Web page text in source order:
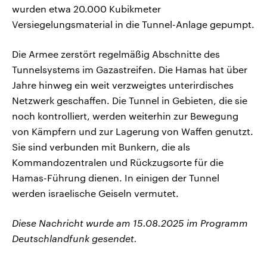
wurden etwa 20.000 Kubikmeter
Versiegelungsmaterial in die Tunnel-Anlage gepumpt.
Die Armee zerstört regelmäßig Abschnitte des
Tunnelsystems im Gazastreifen. Die Hamas hat über
Jahre hinweg ein weit verzweigtes unterirdisches
Netzwerk geschaffen. Die Tunnel in Gebieten, die sie
noch kontrolliert, werden weiterhin zur Bewegung
von Kämpfern und zur Lagerung von Waffen genutzt.
Sie sind verbunden mit Bunkern, die als
Kommandozentralen und Rückzugsorte für die
Hamas-Führung dienen. In einigen der Tunnel
werden israelische Geiseln vermutet.
Diese Nachricht wurde am 15.08.2025 im Programm
Deutschlandfunk gesendet.